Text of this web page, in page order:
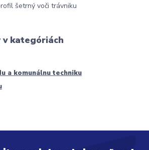
šetrný voči trávniku
v kategóriách
a komunálnu techniku